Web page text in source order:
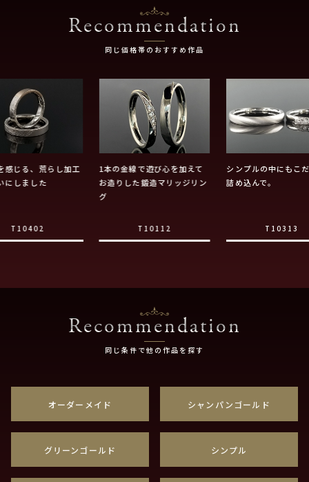
Recommendation
同じ価格帯のおすすめ作品
感じる、荒らし加工
にしました
T10402
1本の金線で遊び心を加えて
お造りした鍛造マリッジリン
グ
T10112
シンプルの中にもこ
詰め込んで。
T10313
Recommendation
同じ条件で他の作品を探す
オーダーメイド シャンパンゴールド
グリーンゴールド シンプル